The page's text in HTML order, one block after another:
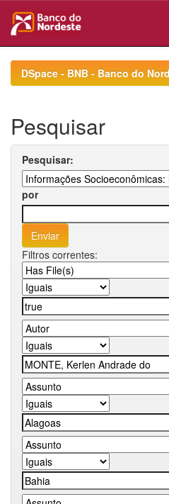
navigationDSpace - BNB - Banco do
Pesquisar
Pesquisar:
por
Filtros correntes: